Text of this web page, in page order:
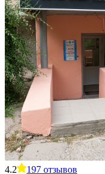
4.2 197 отзывов